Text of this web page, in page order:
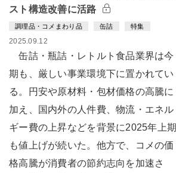
スト構造改善に活路
調理品・コメまわり品 缶詰 特集
2025.09.12
缶詰・瓶詰・レトルト食品業界は今
期も、厳しい事業環境下に置かれてい
る。円安や原材料・包材価格の高騰に
加え、国内外の人件費、物流・エネル
ギー費の上昇などを背景に2025年上期
も値上げが続いた。他方で、コメの価
格高騰が消費者の節約志向を加速さ